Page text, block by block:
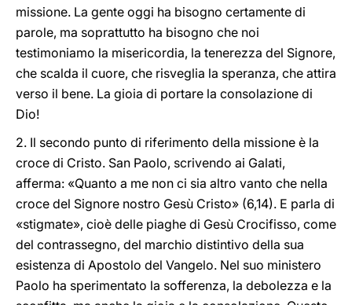
missione. La gente oggi ha bisogno certamente di
parole, ma soprattutto ha bisogno che noi
testimoniamo la misericordia, la tenerezza del Signore,
che scalda il cuore, che risveglia la speranza, che attira
verso il bene. La gioia di portare la consolazione di
Dio!
2. Il secondo punto di riferimento della missione è la
croce di Cristo. San Paolo, scrivendo ai Galati,
afferma: «Quanto a me non ci sia altro vanto che nella
croce del Signore nostro Gesù Cristo» (6,14). E parla di
«stigmate», cioè delle piaghe di Gesù Crocifisso, come
del contrassegno, del marchio distintivo della sua
esistenza di Apostolo del Vangelo. Nel suo ministero
Paolo ha sperimentato la sofferenza, la debolezza e la